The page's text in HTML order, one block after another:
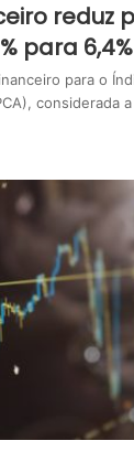
reduz
para 6,4%
para o
considerada